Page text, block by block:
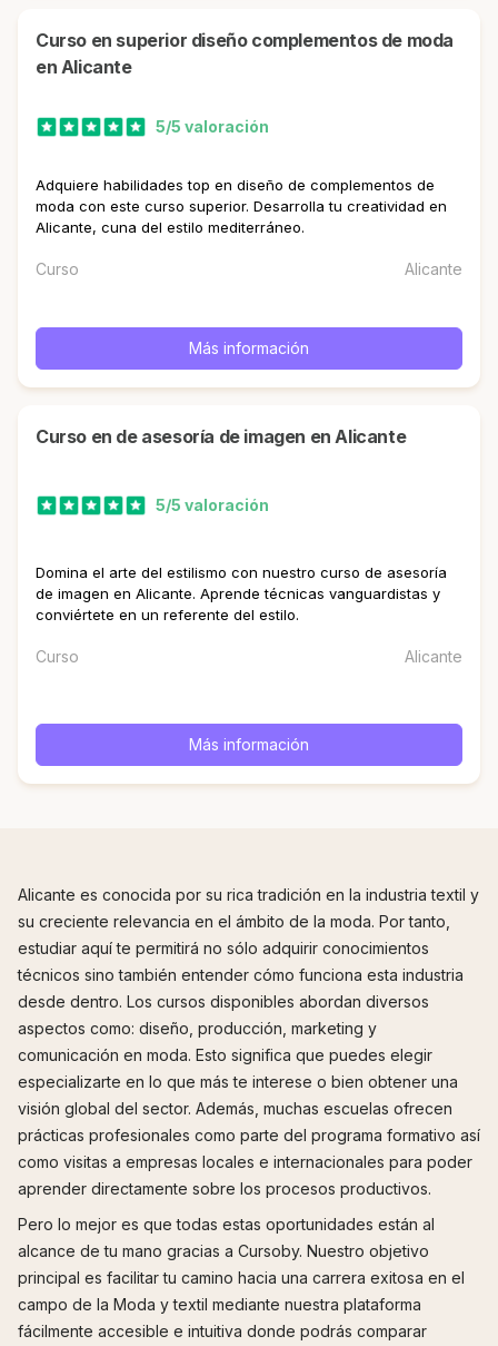
curso en superior diseño complementos de moda
en Alicante
5/5 valoración
Adquiere habilidades top en diseño de complementos de
moda con este curso superior. Desarrolla tu creatividad en
Alicante, cuna del estilo mediterráneo.
Curso Alicante
Más información
curso en de asesoría de imagen en Alicante
5/5 valoración
Domina el arte del estilismo con nuestro curso de asesoría
de imagen en Alicante. Aprende técnicas vanguardistas y
conviértete en un referente del estilo.
Curso Alicante
Más información
Alicante es conocida por su rica tradición en la industria textil y
su creciente relevancia en el ámbito de la moda. Por tanto,
estudiar aquí te permitirá no sólo adquirir conocimientos
técnicos sino también entender cómo funciona esta industria
desde dentro. Los cursos disponibles abordan diversos
aspectos como: diseño, producción, marketing y
comunicación en moda. Esto significa que puedes elegir
especializarte en lo que más te interese o bien obtener una
visión global del sector. Además, muchas escuelas ofrecen
prácticas profesionales como parte del programa formativo así
como visitas a empresas locales e internacionales para poder
aprender directamente sobre los procesos productivos.
Pero lo mejor es que todas estas oportunidades están al
alcance de tu mano gracias a Cursoby. Nuestro objetivo
principal es facilitar tu camino hacia una carrera exitosa en el
campo de la Moda y textil mediante nuestra plataforma
fácilmente accesible e intuitiva donde podrás comparar